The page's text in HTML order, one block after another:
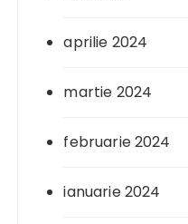
aprilie 2024
martie 2024
februarie 2024
ianuarie 2024